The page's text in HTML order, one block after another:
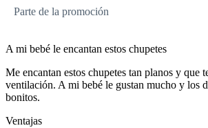
Parte de la promoción
A mi bebé le encantan estos chupetes
Me encantan estos chupetes tan planos y que
ventilación. A mi bebé le gustan mucho y los
bonitos.
Ventajas